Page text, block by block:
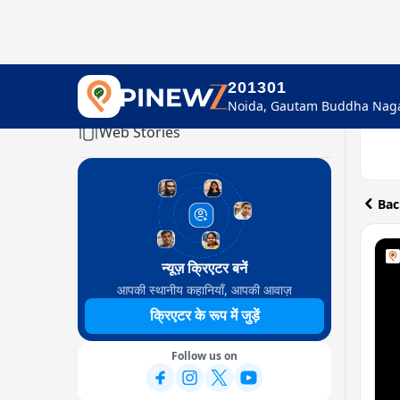
201301
Home
Web Stories
न्यूज़ क्रिएटर बनें
आपकी स्थानीय कहानियाँ, आपकी आवाज़
क्रिएटर के रूप में जुड़ें
Follow us on